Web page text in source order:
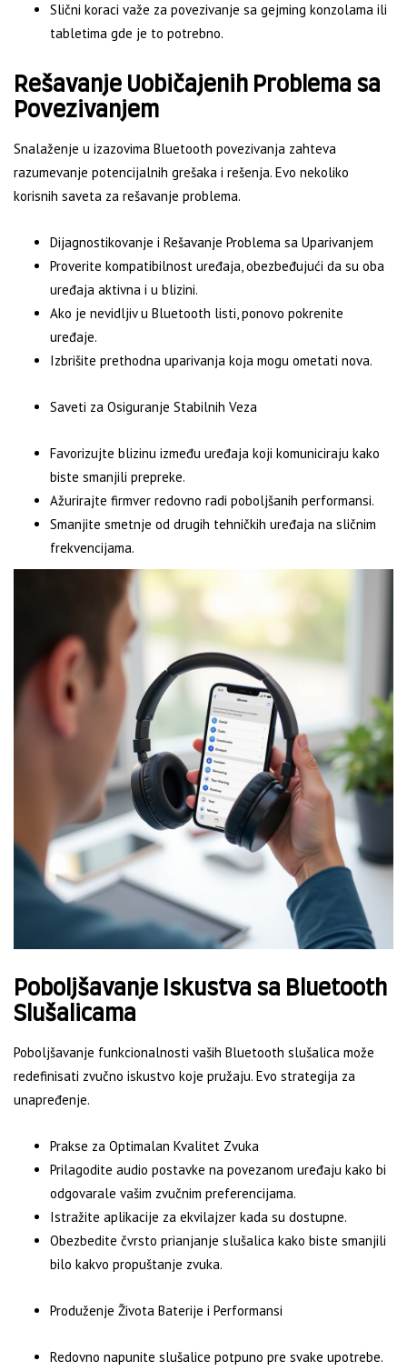
Slični koraci važe za povezivanje sa gejming konzolama ili
tabletima gde je to potrebno.
Rešavanje Uobičajenih Problema sa
Povezivanjem
Snalaženje u izazovima Bluetooth povezivanja zahteva
razumevanje potencijalnih grešaka i rešenja. Evo nekoliko
korisnih saveta za rešavanje problema.
Dijagnostikovanje i Rešavanje Problema sa Uparivanjem
Proverite kompatibilnost uređaja, obezbeđujući da su oba
uređaja aktivna i u blizini.
Ako je nevidljiv u Bluetooth listi, ponovo pokrenite
uređaje.
Izbrišite prethodna uparivanja koja mogu ometati nova.
Saveti za Osiguranje Stabilnih Veza
Favorizujte blizinu između uređaja koji komuniciraju kako
biste smanjili prepreke.
Ažurirajte firmver redovno radi poboljšanih performansi.
Smanjite smetnje od drugih tehničkih uređaja na sličnim
frekvencijama.
Poboljšavanje Iskustva sa Bluetooth
Slušalicama
Poboljšavanje funkcionalnosti vaših Bluetooth slušalica može
redefinisati zvučno iskustvo koje pružaju. Evo strategija za
unapređenje.
Prakse za Optimalan Kvalitet Zvuka
Prilagodite audio postavke na povezanom uređaju kako bi
odgovarale vašim zvučnim preferencijama.
Istražite aplikacije za ekvilajzer kada su dostupne.
Obezbedite čvrsto prianjanje slušalica kako biste smanjili
bilo kakvo propuštanje zvuka.
Produženje Života Baterije i Performansi
Redovno napunite slušalice potpuno pre svake upotrebe.